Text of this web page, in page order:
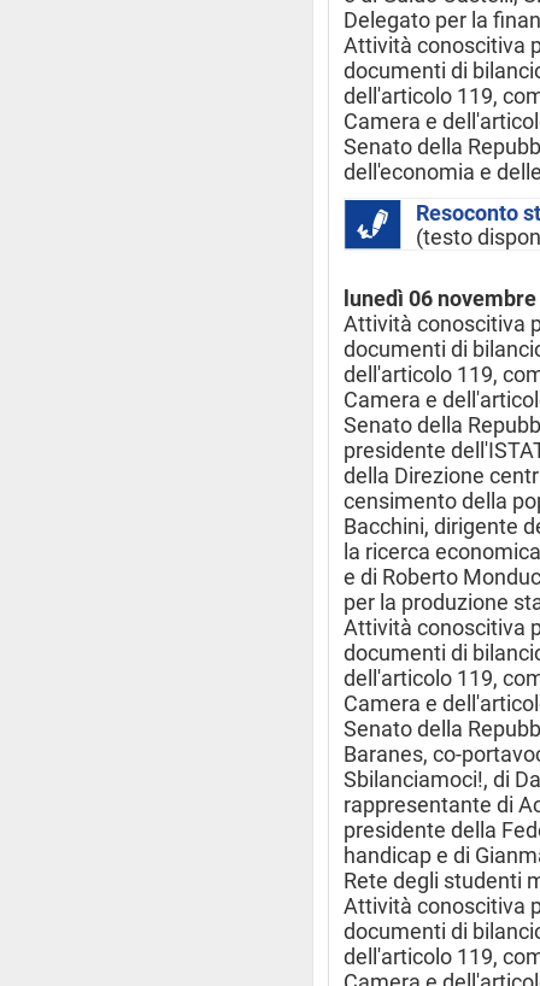
Delegato per la
Attività conoscitiva
documenti di
dell'articolo 119,
Camera e
Senato della
dell'economia e
Resoconto
(testo
lunedì 06
Attività conoscitiva
documenti di
dell'articolo 119,
Camera e
Senato della
presidente
della Direzione
censimento della
Bacchini, dirigente
la ricerca
e di Roberto
per la produzione
Attività conoscitiva
documenti di
dell'articolo 119,
Camera e
Senato della
Baranes, co-
Sbilanciamoci!, di
rappresentante di
presidente della
handicap e di
Rete degli studenti
Attività conoscitiva
documenti di
dell'articolo 119,